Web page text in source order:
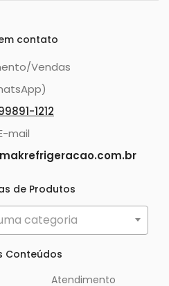
contato
Vendas
1212
mail
de Produtos
categoria
Conteúdos
Atendimento